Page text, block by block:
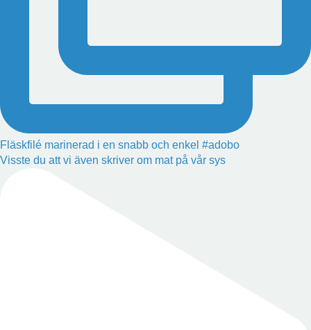
Fläskfilé marinerad i en snabb och enkel #adobo
Visste du att vi även skriver om mat på vår sys